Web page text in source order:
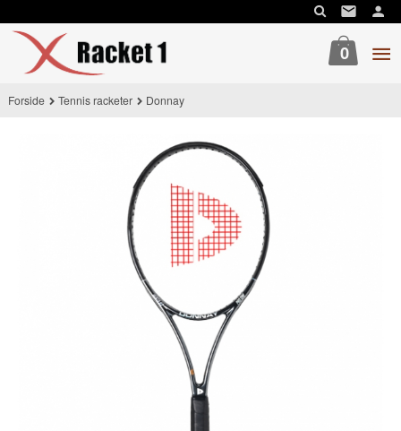
til
innholdet
0
Forside Tennis racketer Donnay